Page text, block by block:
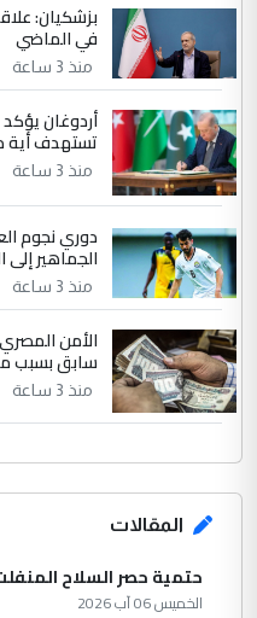
الموضوع :
الجواهري
مضجعيك يابن الزنا (نص
بزشكيان:
في الماضي
منذ 3 ساعة
أردوغان
تستهدف أية
منذ 3 ساعة
دوري نجوم
الجماهير إلى
منذ 3 ساعة
الأمن
سابق بسبب
منذ 3 ساعة
المقالات
حتمية حصر السلاح
الخميس 06 آب 2026